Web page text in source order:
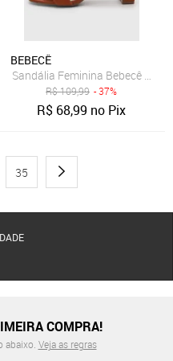
Texturizada Caramelo
BEBECÊ
Sandália Feminina Bebecê
R$109,99 - 37%
R$ 68,99 no Pix
35
COMPRA!
abaixo. Veja as regras